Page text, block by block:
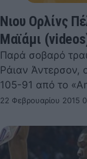
Νιου Ορλίνς
Μαϊάμι
Παρά σοβαρό
Ράιαν Άντερσον,
105-91 από το
22 Φεβρουαρίου 2015